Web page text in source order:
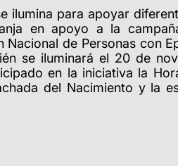
ilumina para apoyar
en apoyo a la
Nacional de Personas con
se iluminará el 20 de
en la iniciativa la
del Nacimiento y la